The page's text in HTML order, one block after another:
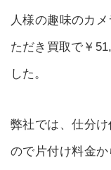
人様の趣味のカ
ただき買取で￥
した。
弊社では、仕分
ので片付け料金か